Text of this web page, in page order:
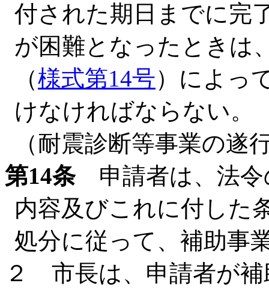
付された期日までに完
が困難となったときは
（様式第14号）によっ
けなければならない。
（耐震診断等事業の遂
第14条申請者は、法令
内容及びこれに付した
処分に従って、補助事
２ 市長は、申請者が補